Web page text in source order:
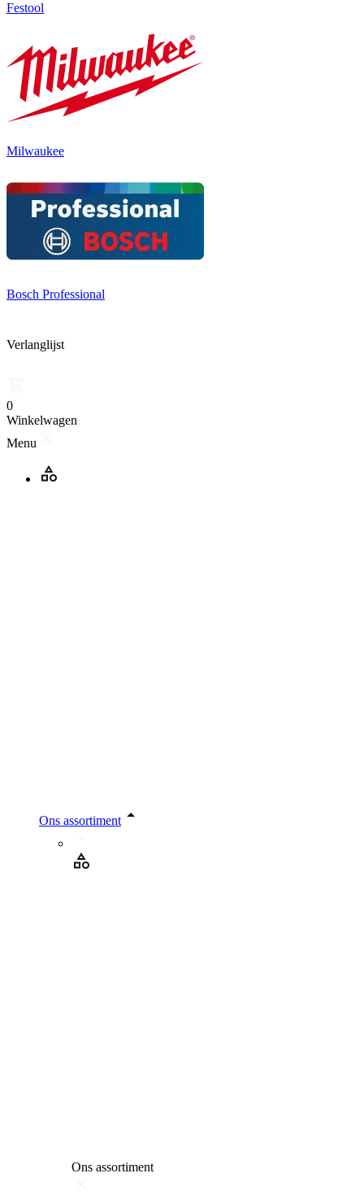
Festool
Milwaukee
Bosch Professional
Verlanglijst
0
Winkelwagen
Menu
Ons assortiment
Ons assortiment